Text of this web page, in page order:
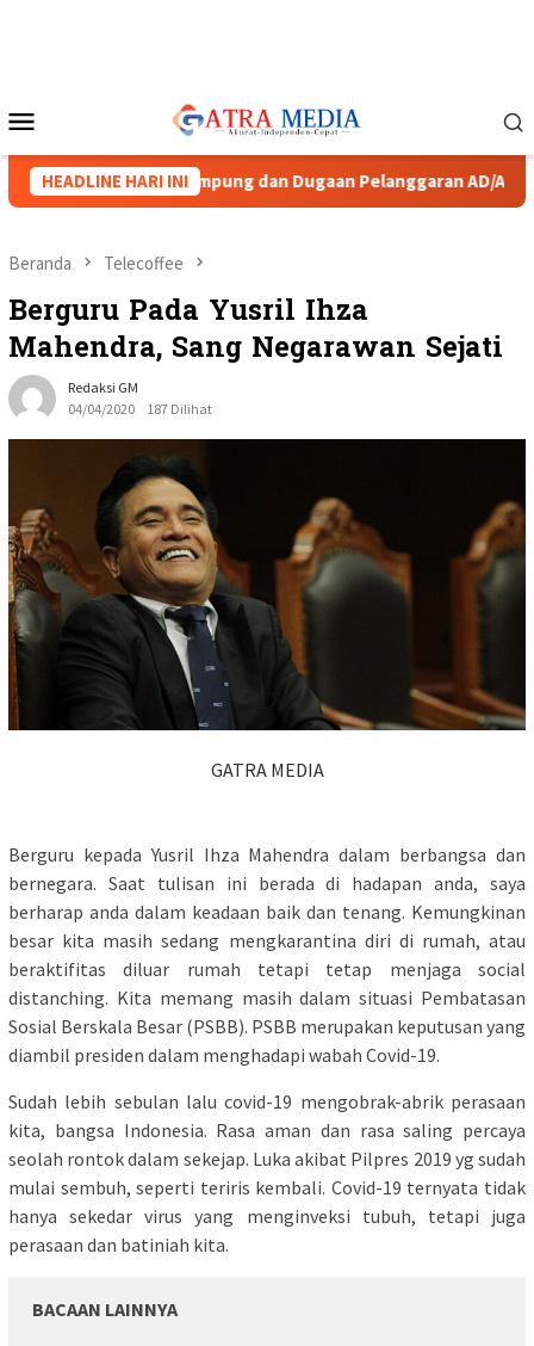
Mobile
HEADLINE HARI INI
Lampung dan Dugaan Pelanggaran AD/ART
Beranda Telecoffee
Berguru Pada Yusril Ihza
Mahendra, Sang Negarawan Sejati
Redaksi GM
04/04/2020
187 Dilihat
GATRA MEDIA
Berguru kepada Yusril Ihza Mahendra dalam berbangsa dan
bernegara. Saat tulisan ini berada di hadapan anda, saya
berharap anda dalam keadaan baik dan tenang. Kemungkinan
besar kita masih sedang mengkarantina diri di rumah, atau
beraktifitas diluar rumah tetapi tetap menjaga social
distanching. Kita memang masih dalam situasi Pembatasan
Sosial Berskala Besar (PSBB). PSBB merupakan keputusan yang
diambil presiden dalam menghadapi wabah Covid-19.
Sudah lebih sebulan lalu covid-19 mengobrak-abrik perasaan
kita, bangsa Indonesia. Rasa aman dan rasa saling percaya
seolah rontok dalam sekejap. Luka akibat Pilpres 2019 yg sudah
mulai sembuh, seperti teriris kembali. Covid-19 ternyata tidak
hanya sekedar virus yang menginveksi tubuh, tetapi juga
perasaan dan batiniah kita.
BACAAN LAINNYA